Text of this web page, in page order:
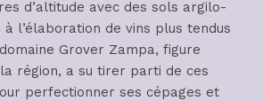
d’altitude avec des sols argilo-
l’élaboration de vins plus tendus
Grover Zampa, figure
région, a su tirer parti de ces
perfectionner ses cépages et